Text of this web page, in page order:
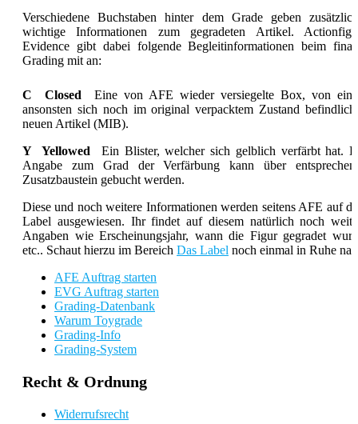
Verschiedene Buchstaben hinter dem Grade geben
wichtige Informationen zum gegradeten Artikel.
Evidence gibt dabei folgende Begleitinformationen beim
Grading mit an:
C Closed Eine von AFE wieder versiegelte Box, von
ansonsten sich noch im original verpacktem Zustand
neuen Artikel (MIB).
Y Yellowed Ein Blister, welcher sich gelblich verfärbt hat.
Angabe zum Grad der Verfärbung kann über
Zusatzbaustein gebucht werden.
Diese und noch weitere Informationen werden seitens AFE auf
Label ausgewiesen. Ihr findet auf diesem natürlich noch
Angaben wie Erscheinungsjahr, wann die Figur gegradet
etc.. Schaut hierzu im Bereich Das Label noch einmal in Ruhe
AFE Auftrag starten
EVG Auftrag starten
Grading-Datenbank
Warum Toygrade
Grading-Info
Grading-System
Recht & Ordnung
Widerrufsrecht